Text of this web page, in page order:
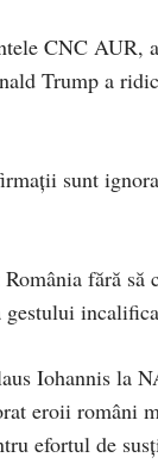
CNC
Trump a
sunt
fără
Iohannis la
eroii români
efortul de